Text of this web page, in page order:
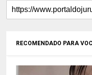
RECOMENDADO PARA